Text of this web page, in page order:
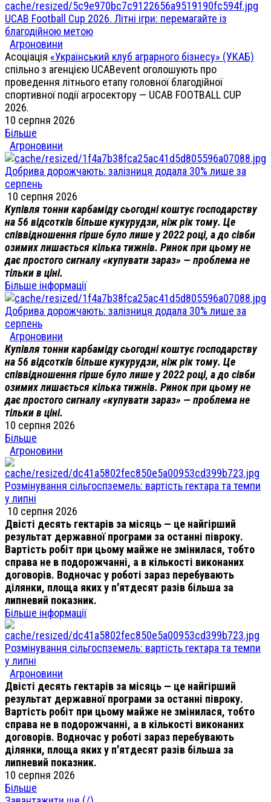
UCAB Football Cup 2026. Літні ігри: перемагайте із
благодійною метою
Агроновини
Асоціація «Український клуб аграрного бізнесу» (УКАБ)
спільно з агенцією UCABevent оголошують про
проведення літнього етапу головної благодійної
спортивної події агросектору — UCAB FOOTBALL CUP
2026.
10 серпня 2026
Більше
Агроновини
Добрива дорожчають: залізниця додала 30% лише за
серпень
10 серпня 2026
Купівля тонни карбаміду сьогодні коштує господарству
на 56 відсотків більше кукурудзи, ніж рік тому. Це
співвідношення гірше було лише у 2022 році, а до сівби
озимих лишається кілька тижнів. Ринок при цьому не
дає простого сигналу «купувати зараз» — проблема не
тільки в ціні.
Більше інформації
Добрива дорожчають: залізниця додала 30% лише за
серпень
Агроновини
Купівля тонни карбаміду сьогодні коштує господарству
на 56 відсотків більше кукурудзи, ніж рік тому. Це
співвідношення гірше було лише у 2022 році, а до сівби
озимих лишається кілька тижнів. Ринок при цьому не
дає простого сигналу «купувати зараз» — проблема не
тільки в ціні.
10 серпня 2026
Більше
Агроновини
Розмінування сільгоспземель: вартість гектара та темпи
у липні
10 серпня 2026
Двісті десять гектарів за місяць — це найгірший
результат державної програми за останні півроку.
Вартість робіт при цьому майже не змінилася, тобто
справа не в подорожчанні, а в кількості виконаних
договорів. Водночас у роботі зараз перебувають
ділянки, площа яких у п'ятдесят разів більша за
липневий показник.
Більше інформації
Розмінування сільгоспземель: вартість гектара та темпи
у липні
Агроновини
Двісті десять гектарів за місяць — це найгірший
результат державної програми за останні півроку.
Вартість робіт при цьому майже не змінилася, тобто
справа не в подорожчанні, а в кількості виконаних
договорів. Водночас у роботі зараз перебувають
ділянки, площа яких у п'ятдесят разів більша за
липневий показник.
10 серпня 2026
Більше